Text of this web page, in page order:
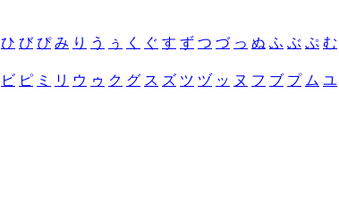
ひ び ぴ み り う ぅ く ぐ す ず つ づ っ ぬ ふ ぶ ぷ む
ビ ピ ミ リ ウ ゥ ク グ ス ズ ツ ヅ ッ ヌ フ ブ プ ム ユ